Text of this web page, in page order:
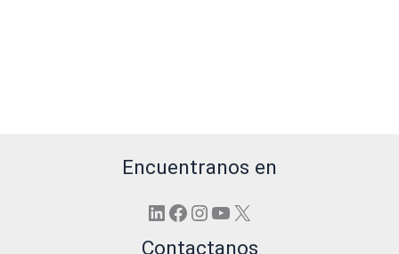
Encuentranos en
LinkedIn
Facebook
Instagram
YouTube
X
Contactanos